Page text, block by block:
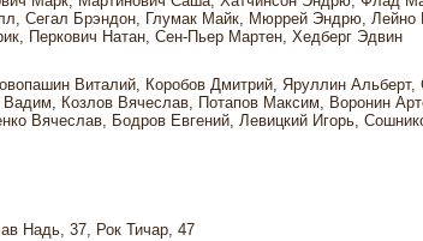
Сегал Брэндон, Глумак Майк, Мюррей Эндрю, Лейно
Перкович Натан, Сен-Пьер Мартен, Хедберг Эдвин
Виталий, Коробов Дмитрий, Яруллин Альберт,
Козлов Вячеслав, Потапов Максим, Воронин
Вячеслав, Бодров Евгений, Левицкий Игорь,
Надь, 37, Рок Тичар, 47